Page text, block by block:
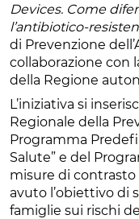
Devices. Come
l’antibiotico-
di Prevenzione
collaborazione con
della Regione
L’iniziativa si
Regionale della
Programma
Salute” e del
misure di contrasto
avuto l’obiettivo di
famiglie sui rischi